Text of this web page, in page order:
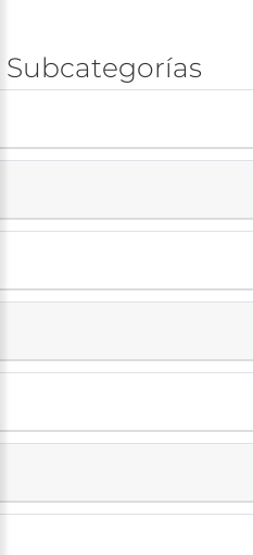
Subcategorías